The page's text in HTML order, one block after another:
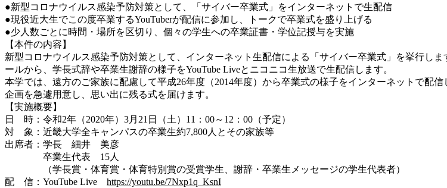
●新型コロナウイルス感染予防対策として、「サイバー卒業式」をインターネットで生配信
●現役近大生でこの度卒業するYouTuberが配信に参加し、トークで卒業式を盛り上げる
●少人数ごとに時間・場所を区切り、個々の学生への卒業証書・学位記授与を実施
【本件の内容】
新型コロナウイルス感染予防対策として、インターネット生配信による「サイバー卒業式」を挙行し
ールから、学長式辞や卒業生謝辞の様子をYouTube Liveとニコニコ生放送で生配信します。
本学では、遠方のご家族に配慮して平成26年度（2014年度）から卒業式の様子をインターネットで配
企画を急遽用意し、思い出に残る式を届けます。
【実施概要】
日 時：令和2年（2020年）3月21日（土）11：00～12：00（予定）
対 象：近畿大学全キャンパスの卒業生約7,800人とその家族等
出席者：学長 細井 美彦
卒業生代表 15人
（学長賞・体育賞・体育特別賞の受賞学生、謝辞・卒業生メッセージの学生代表者）
配 信：YouTube Live https://youtu.be/7Nxp1q_KsnI